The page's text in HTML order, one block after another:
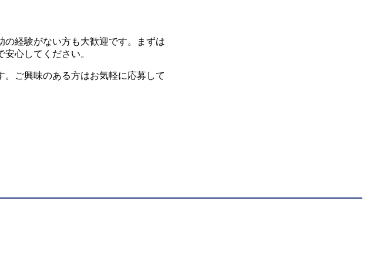
経験がない方も大歓迎です。まずは
心してください。
。ご興味のある方はお気軽に応募して